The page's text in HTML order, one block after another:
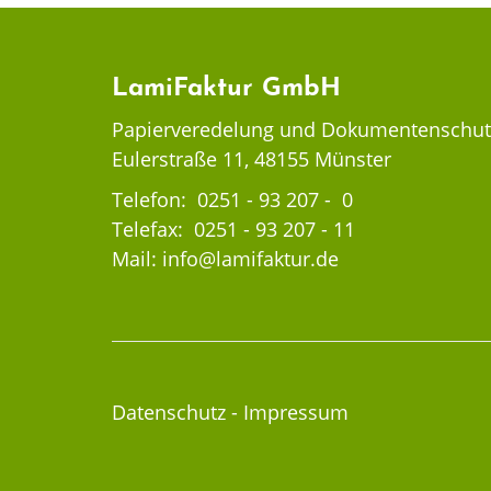
LamiFaktur GmbH
Papierveredelung und
Eulerstraße 11, 48155 Münster
Telefon: 0251 - 93 207 - 0
Telefax: 0251 - 93 207 - 11
Mail: info@lamifaktur.de
Datenschutz - Impressum